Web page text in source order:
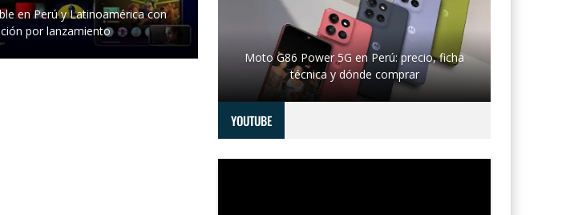
en Perú y Latinoamérica con
por lanzamiento
Moto G86 Power 5G en Perú: precio, ficha
técnica y dónde comprar
YOUTUBE